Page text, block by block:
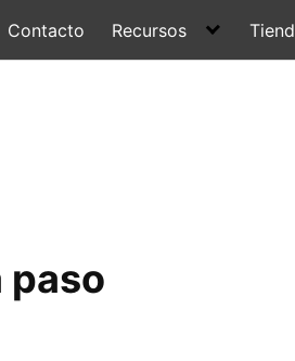
Contacto Recursos
paso